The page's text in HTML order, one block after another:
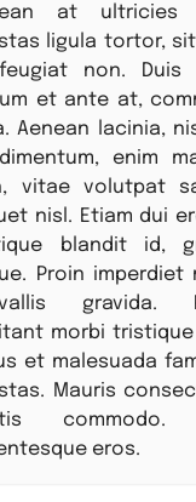
at ultricies
ligula tortor,
non. Duis
et ante at,
Aenean lacinia,
enim
vitae volutpat
nisl. Etiam dui
blandit id,
Proin
gravida.
morbi
et malesuada
Mauris
eros.